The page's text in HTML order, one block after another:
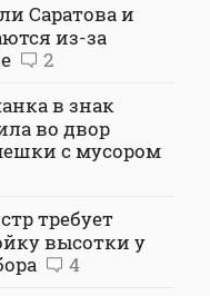
Саратова и
из-за
2
в знак
во двор
с мусором
требует
высотки у
4